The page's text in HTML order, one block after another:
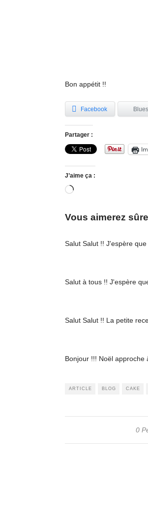
Bon appétit !!
Facebook
Partager :
J’aime ça :
Chargement…
Vous aimerez
Salut Salut !! J'espère
Salut à tous !! J'espère
Salut Salut !! La petite
Bonjour !!! Noël approche
ARTICLE BLOG CAKE
0